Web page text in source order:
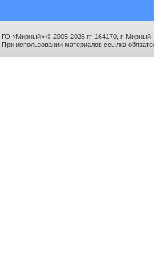
ГО «Мирный» © 2005-2026 гг. 164170, г. Мирный,
При использовании материалов ссылка